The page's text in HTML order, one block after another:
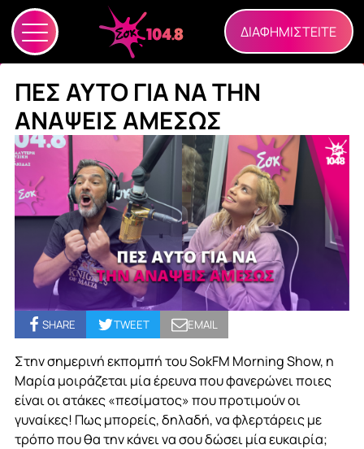
ΔΙΑΦΗΜΙΣΤΕΙΤΕ
ΠΕΣ ΑΥΤΟ ΓΙΑ ΝΑ ΤΗΝ
ΑΝΑΨΕΙΣ ΑΜΕΣΩΣ
SHARE TWEET EMAIL
Στην σημερινή εκπομπή του SokFM Morning Show, η
Μαρία μοιράζεται μία έρευνα που φανερώνει ποιες
είναι οι ατάκες «πεσίματος» που προτιμούν οι
γυναίκες! Πως μπορείς, δηλαδή, να φλερτάρεις με
τρόπο που θα την κάνει να σου δώσει μία ευκαιρία;